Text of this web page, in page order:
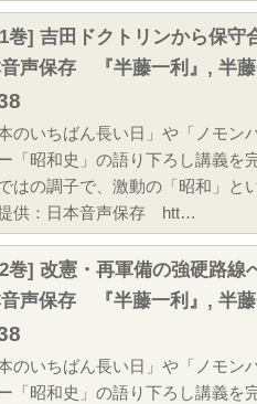
巻] 吉田ドクトリンから保守
音声保存 『半藤一利』, 半
本のいちばん長い日」や「ノモ
「昭和史」の語り下ろし講義を
はの調子で、激動の「昭和」
供：日本音声保存 htt…
巻] 改憲・再軍備の強硬路線
音声保存 『半藤一利』, 半
本のいちばん長い日」や「ノモ
「昭和史」の語り下ろし講義を